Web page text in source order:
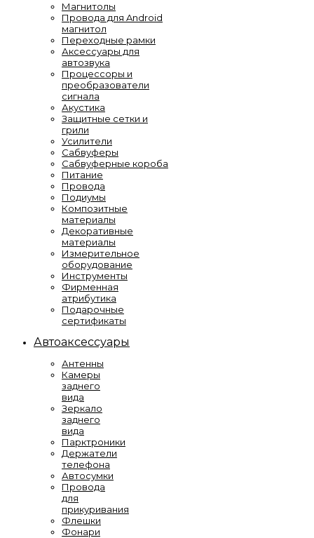
Магнитолы
Провода для Android
магнитол
Переходные рамки
Аксессуары для
автозвука
Процессоры и
преобразователи
сигнала
Акустика
Защитные сетки и
грили
Усилители
Сабвуферы
Сабвуферные короба
Питание
Провода
Подиумы
Композитные
материалы
Декоративные
материалы
Измерительное
оборудование
Инструменты
Фирменная
атрибутика
Подарочные
сертификаты
Автоаксессуары
Антенны
Камеры
заднего
вида
Зеркало
заднего
вида
Парктроники
Держатели
телефона
Автосумки
Провода
для
прикуривания
Флешки
Фонари